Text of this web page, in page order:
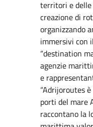
territori e
creazione di
organizzando
immersivi con
“destination
agenzie
e
“Adrijoroutes
porti del mare
raccontano la